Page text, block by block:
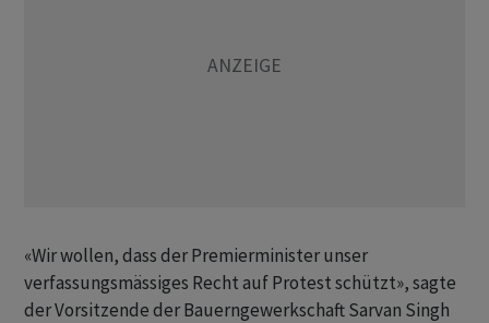
«Wir wollen, dass der Premierminister unser
verfassungsmässiges Recht auf Protest schützt», sagte
der Vorsitzende der Bauerngewerkschaft Sarvan Singh